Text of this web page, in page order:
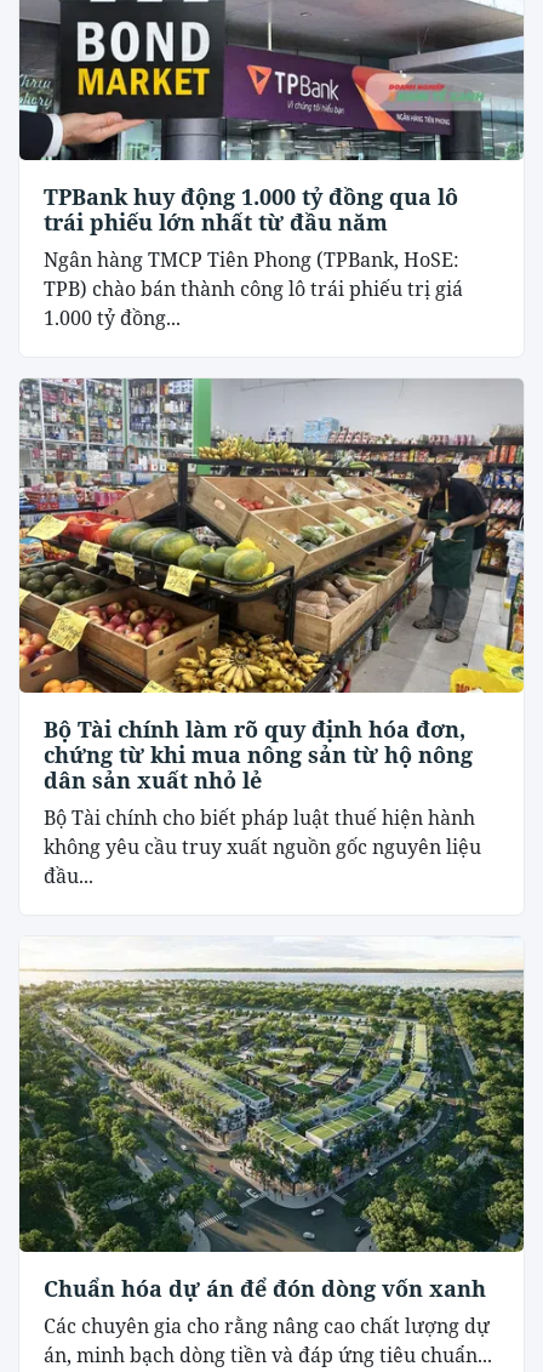
TPBank huy động 1.000 tỷ đồng qua lô
trái phiếu lớn nhất từ đầu năm
Ngân hàng TMCP Tiên Phong (TPBank, HoSE:
TPB) chào bán thành công lô trái phiếu trị giá
1.000 tỷ đồng...
Bộ Tài chính làm rõ quy định hóa đơn,
chứng từ khi mua nông sản từ hộ nông
dân sản xuất nhỏ lẻ
Bộ Tài chính cho biết pháp luật thuế hiện hành
không yêu cầu truy xuất nguồn gốc nguyên liệu
đầu...
Chuẩn hóa dự án để đón dòng vốn xanh
Các chuyên gia cho rằng nâng cao chất lượng dự
án, minh bạch dòng tiền và đáp ứng tiêu chuẩn...